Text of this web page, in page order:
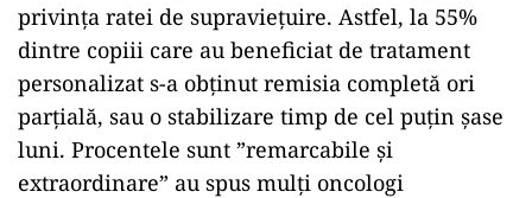
privința ratei de supraviețuire. Astfel, la 55%
dintre copiii care au beneficiat de tratament
personalizat s-a obținut remisia completă ori
parțială, sau o stabilizare timp de cel puțin șase
luni. Procentele sunt ”remarcabile și
extraordinare” au spus mulți oncologi